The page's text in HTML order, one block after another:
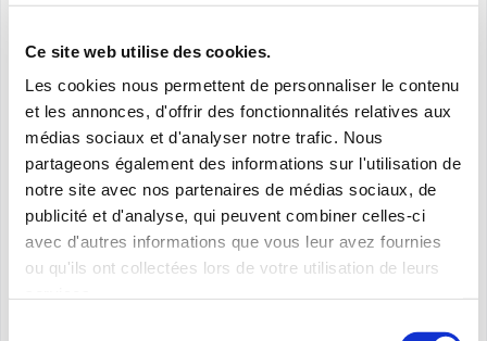
Ce site web utilise des cookies.
Les cookies nous permettent de personnaliser le contenu
et les annonces, d'offrir des fonctionnalités relatives aux
médias sociaux et d'analyser notre trafic. Nous
partageons également des informations sur l'utilisation de
notre site avec nos partenaires de médias sociaux, de
publicité et d'analyse, qui peuvent combiner celles-ci
avec d'autres informations que vous leur avez fournies
ou qu'ils ont collectées lors de votre utilisation de leurs
Organza bag small
0,00 €